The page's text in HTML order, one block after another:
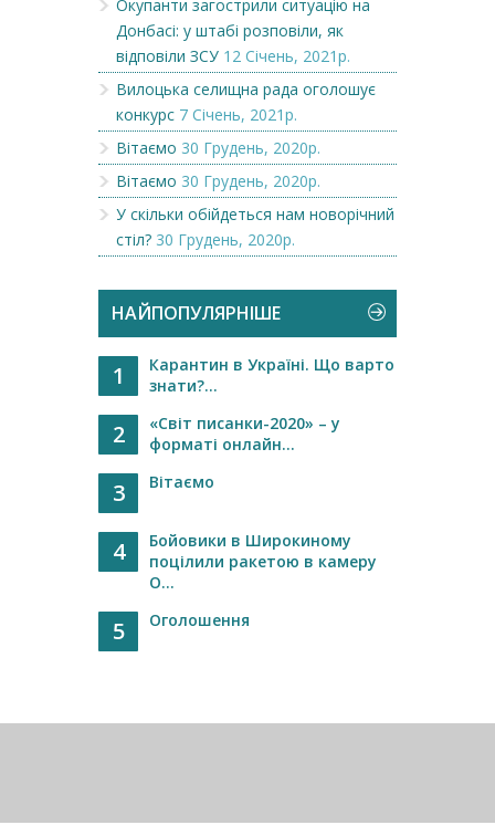
Окупанти загострили ситуацію на
Донбасі: у штабі розповіли, як
відповіли ЗСУ 12 Січень, 2021р.
Вилоцька селищна рада оголошує
конкурс 7 Січень, 2021р.
Вітаємо 30 Грудень, 2020р.
Вітаємо 30 Грудень, 2020р.
У скільки обійдеться нам новорічний
стіл? 30 Грудень, 2020р.
НАЙПОПУЛЯРНІШЕ
1
Карантин в Україні. Що варто
знати?...
2
«Світ писанки-2020» – у
форматі онлайн...
3 Вітаємо
4
Бойовики в Широкиному
поцілили ракетою в камеру
О...
5 Оголошення